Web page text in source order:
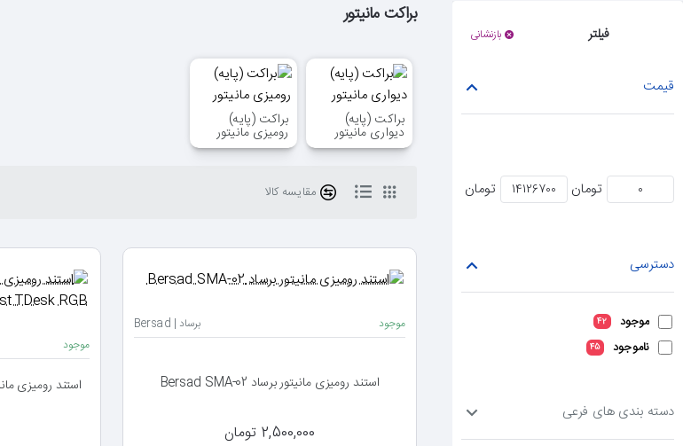
فیلتر بازنشانی
قیمت
تومان تومان
دسترسی
موجود 42
ناموجود 45
دسته بندی های فرعی
براکت مانیتور
براکت (پایه)
دیواری مانیتور
براکت (پایه)
رومیزی مانیتور
مقایسه کالا
موجود برساد | Bersad
استند رومیزی مانیتور برساد Bersad SMA-02
2,500,000 تومان
موجود